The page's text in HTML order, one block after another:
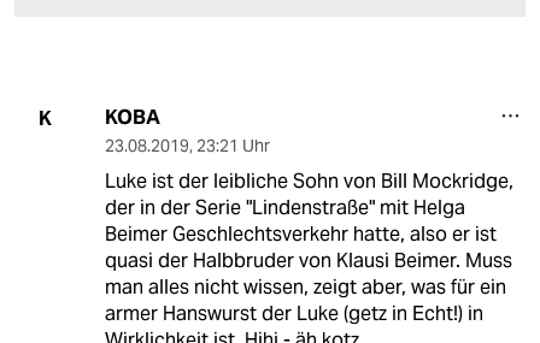
K KOBA
23.08.2019, 23:21 Uhr
Luke ist der leibliche Sohn von Bill Mockridge,
der in der Serie "Lindenstraße" mit Helga
Beimer Geschlechtsverkehr hatte, also er ist
quasi der Halbbruder von Klausi Beimer. Muss
man alles nicht wissen, zeigt aber, was für ein
armer Hanswurst der Luke (getz in Echt!) in